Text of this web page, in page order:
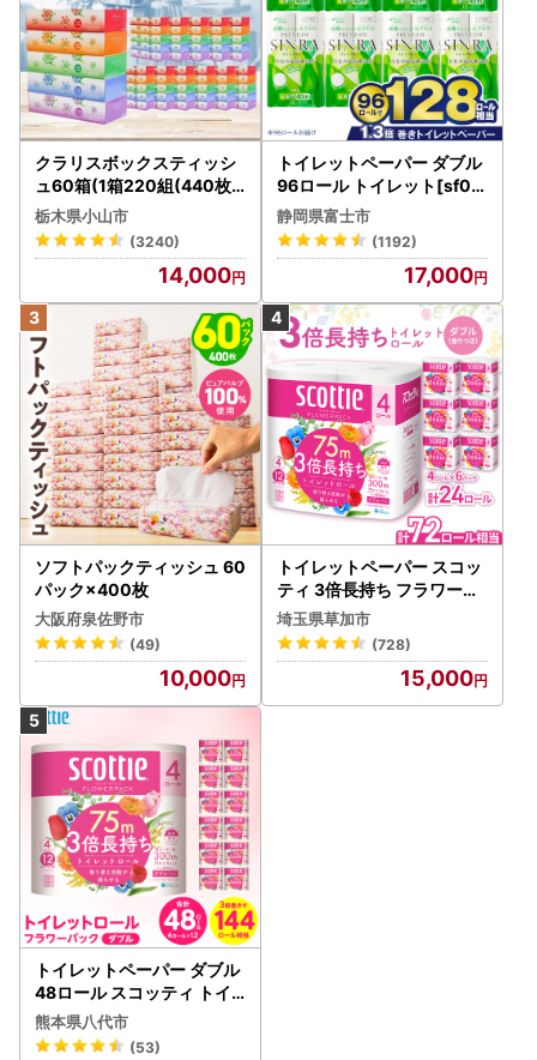
クラリスボックスティッシ
ュ60箱(1箱220組(440枚))
(5個入り×12セット)【配送
不可地域：離島・沖縄県】
【1256759】
栃木県小山市
(3240)
14,000
トイレットペーパー ダブル
96ロール トイレット[sf00
1-012]
静岡県富士市
(1192)
17,000
ソフトパックティッシュ 60
パック×400枚
大阪府泉佐野市
(49)
10,000
トイレットペーパー スコッ
ティ 3倍長持ち フラワーパ
ック 4ロール×6P
埼玉県草加市
(728)
15,000
トイレットペーパー ダブル
48ロール スコッティ トイ
レット
熊本県八代市
(53)